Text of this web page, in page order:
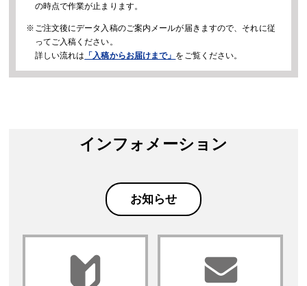
の時点で作業が止まります。
※ご注文後にデータ入稿のご案内メールが届きますので、それに従
ってご入稿ください。
詳しい流れは 「入稿からお届けまで」 をご覧ください。
インフォメーション
お知らせ